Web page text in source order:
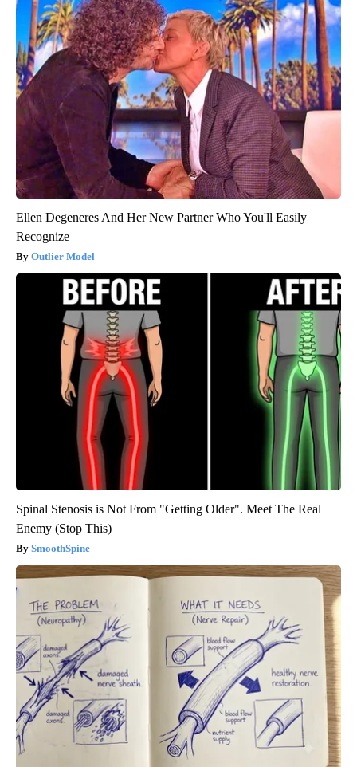
Ellen Degeneres And Her New Partner Who You'll Easily
Recognize
Outlier Model
Spinal Stenosis is Not From "Getting Older". Meet The Real
Enemy (Stop This)
SmoothSpine